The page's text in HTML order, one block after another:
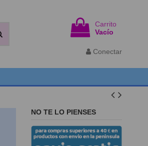
Carrito
Vacío
Conectar
NO TE LO PIENSES